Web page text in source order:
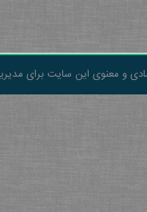
و معنوی این سایت برای